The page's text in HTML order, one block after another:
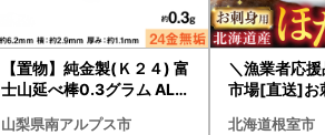
【置物】純金製(Ｋ２４) 富
士山延べ棒0.3グラム ALP
山梨県南アルプス市
＼漁業者応
市場[直送]お
北海道根室市